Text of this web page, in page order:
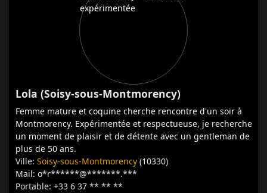
Lola (Soisy-sous-Montmorency)
Femme mature et coquine cherche rencontre d'un soir à
Montmorency. Expérimentée et respectueuse, je recherche
un moment de plaisir et de détente avec un gentleman de
plus de 50 ans.
Ville: Soisy-sous-Montmorency (10330)
Mail: o*r******@*******.***
Portable: +33 6 37 ** ** **